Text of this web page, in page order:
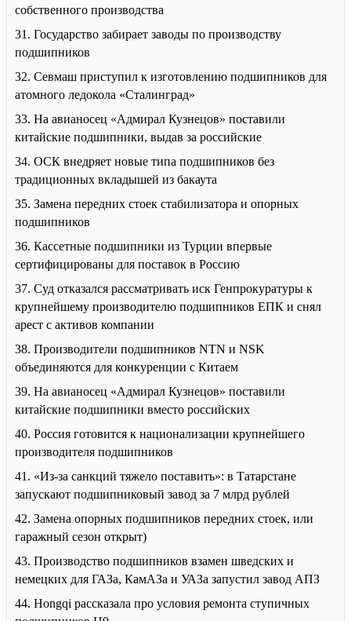
собственного производства
31. Государство забирает заводы по производству
подшипников
32. Севмаш приступил к изготовлению подшипников для
атомного ледокола «Сталинград»
33. На авианосец «Адмирал Кузнецов» поставили
китайские подшипники, выдав за российские
34. ОСК внедряет новые типа подшипников без
традиционных вкладышей из бакаута
35. Замена передних стоек стабилизатора и опорных
подшипников
36. Кассетные подшипники из Турции впервые
сертифицированы для поставок в Россию
37. Суд отказался рассматривать иск Генпрокуратуры к
крупнейшему производителю подшипников ЕПК и снял
арест с активов компании
38. Производители подшипников NTN и NSK
объединяются для конкуренции с Китаем
39. На авианосец «Адмирал Кузнецов» поставили
китайские подшипники вместо российских
40. Россия готовится к национализации крупнейшего
производителя подшипников
41. «Из-за санкций тяжело поставить»: в Татарстане
запускают подшипниковый завод за 7 млрд рублей
42. Замена опорных подшипников передних стоек, или
гаражный сезон открыт)
43. Производство подшипников взамен шведских и
немецких для ГАЗа, КамАЗа и УАЗа запустил завод АПЗ
44. Hongqi рассказала про условия ремонта ступичных